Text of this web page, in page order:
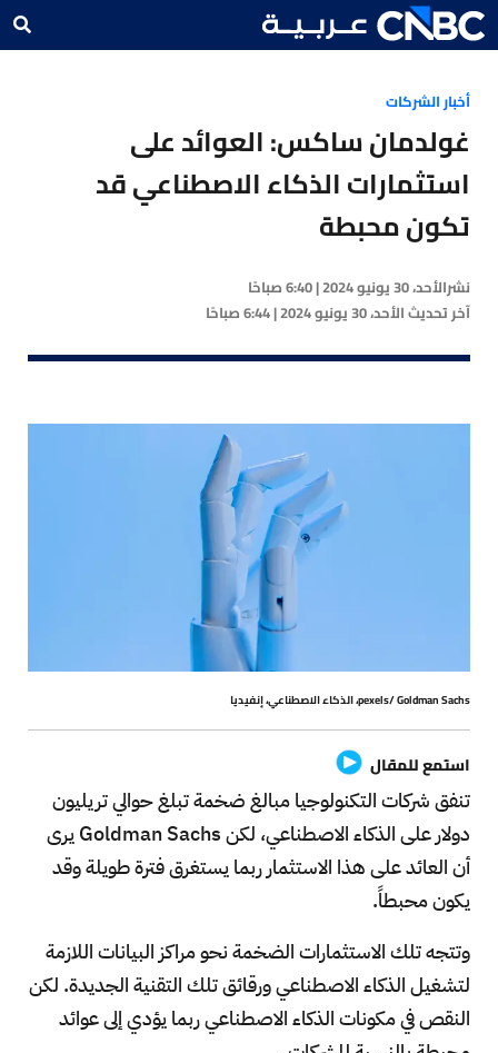
أخبار الشركات
غولدمان ساكس: العوائد على
استثمارات الذكاء الاصطناعي قد
تكون محبطة
نشرالأحد، 30 يونيو 2024 | 6:40 صباحًا
آخر تحديثالأحد، 30 يونيو 2024 | 6:44 صباحًا
pexels/ Goldman Sachs، الذكاء الاصطناعي، إنفيديا
استمع للمقال
تنفق شركات التكنولوجيا مبالغ ضخمة تبلغ حوالي تريليون
دولار على الذكاء الاصطناعي، لكن Goldman Sachs يرى
أن العائد على هذا الاستثمار ربما يستغرق فترة طويلة وقد
يكون محبطاً.
وتتجه تلك الاستثمارات الضخمة نحو مراكز البيانات اللازمة
لتشغيل الذكاء الاصطناعي ورقائق تلك التقنية الجديدة. لكن
النقص في مكونات الذكاء الاصطناعي ربما يؤدي إلى عوائد